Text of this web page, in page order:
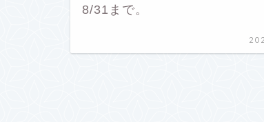
8/31まで。